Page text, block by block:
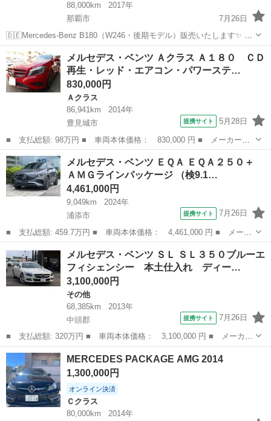
88,000km
2017年
那覇市
7月26日
🇩🇪Mercedes-Benz B180（W246・後期モデル）販売いたします✨ め
ちゃくちゃ珍しいフルレザーシートに 運転席・助手席パワーシートの
上等な内装モデルです✌🏽 上質な乗り心地と使いやすさを兼ね備えた人
気のコン...
沖縄 那覇市 ベンツ（メルセデス）
メルセデス・ベンツ Ａクラス Ａ１８０ ＣＤ
再生・レッド・エアコン・パワーステ…
830,000円
Ａクラス
86,941km
2014年
豊見城市
提携サイト 5月28日
■ 支払総額: 98万円 ■ 車両本体価格： 830,000 円 ■ メーカー
名： メルセデス・ベンツ ■ 車種名： Ａクラス ■ グレード
名： Ａ１８０ ＣＤ再生・レッド・エアコン・パワーステアリン
グ・パワーウィンドウ ...
沖縄 豊見城市 Ａクラス
メルセデス・ベンツ ＥＱＡ ＥＱＡ２５０＋
ＡＭＧラインパッケージ （検9.1…
4,461,000円
9,049km
2024年
浦添市
提携サイト 7月26日
■ 支払総額: 459.7万円 ■ 車両本体価格： 4,461,000 円 ■ メーカ
ー名： メルセデス・ベンツ ■ 車種名： ＥＱＡ ■ グレード
名： ＥＱＡ２５０＋ ＡＭＧラインパッケージ ■ 排気量： EV
■ ドア...
沖縄 浦添市 ベンツ（メルセデス）
メルセデス・ベンツ ＳＬ ＳＬ３５０ブルーエ
フィシェンシー 本土仕入れ ディー…
3,100,000円
その他
68,385km
2013年
中頭郡
提携サイト 7月26日
■ 支払総額: 320万円 ■ 車両本体価格： 3,100,000 円 ■ メーカー
名： メルセデス・ベンツ ■ 車種名： ＳＬ ■ グレード名： Ｓ
Ｌ３５０ブルーエフィシェンシー 本土仕入れ ディーラー車 ＥＴ
Ｃ ブラッ...
沖縄 中頭郡
MERCEDES PACKAGE AMG 2014
1,300,000円
オンライン決済
Ｃクラス
80,000km
2014年